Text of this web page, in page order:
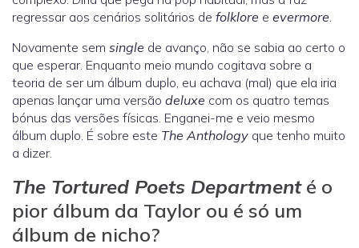
regressar aos cenários solitários de folklore e evermore.
Novamente sem single de avanço, não se sabia ao certo o
que esperar. Enquanto meio mundo cogitava sobre a
teoria de ser um álbum duplo, eu achava (mal) que ela iria
apenas lançar uma versão deluxe com os quatro temas
bónus das versões físicas. Enganei-me e veio mesmo
álbum duplo. É sobre este The Anthology que tenho muito
a dizer.
The Tortured Poets Departmenté o
pior álbum da Taylor ou é só um
álbum de nicho?